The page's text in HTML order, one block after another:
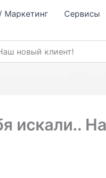
Маркетинг Сервисы
новый клиент!
искали..